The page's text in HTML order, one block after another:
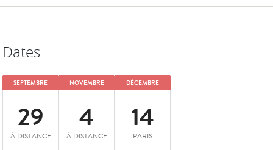
Dates
SEPTEMBRE
29
À DISTANCE
NOVEMBRE
4
À DISTANCE
DÉCEMBRE
14
PARIS